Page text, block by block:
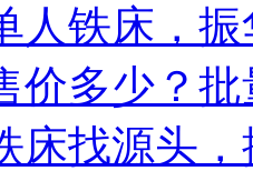
人铁床，
价多少？
床找源头